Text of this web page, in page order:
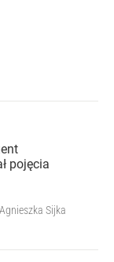
pojęcia
Agnieszka Sijka